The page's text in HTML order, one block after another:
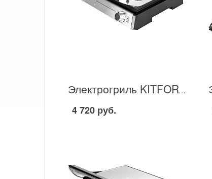
Электрогриль KITFORT KT-1602 в Москве
4 720 руб.